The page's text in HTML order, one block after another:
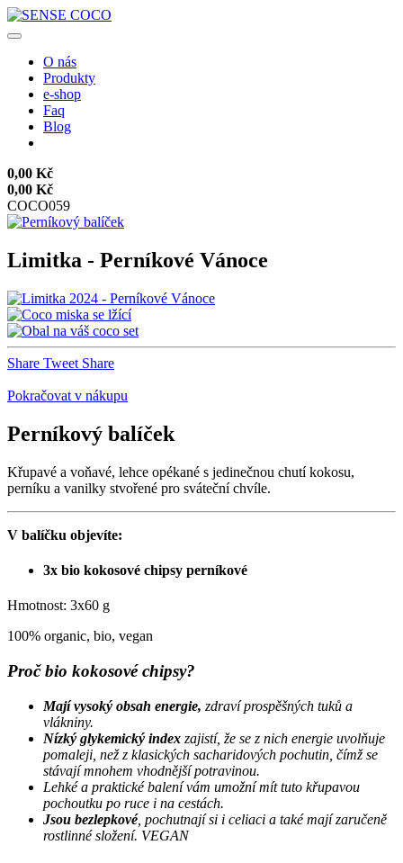
O nás
Produkty
e-shop
Faq
Blog
0,00 Kč
0,00 Kč
COCO059
Limitka - Perníkové Vánoce
Share Tweet Share
Pokračovat v nákupu
Perníkový balíček
Křupavé a voňavé, lehce opékané s jedinečnou chutí kokosu,
perníku a vanilky stvořené pro sváteční chvíle.
V balíčku objevíte:
3x bio kokosové chipsy perníkové
Hmotnost: 3x60 g
100% organic, bio, vegan
Proč bio kokosové chipsy?
Mají vysoký obsah energie, zdraví prospěšných tuků a
vlákniny.
Nízký glykemický index zajistí, že se z nich energie uvolňuje
pomaleji, než z klasických sacharidových pochutin, čímž se
stávají mnohem vhodnější potravinou.
Lehké a praktické balení vám umožní mít tuto křupavou
pochoutku po ruce i na cestách.
Jsou bezlepkové, pochutnají si i celiaci a také mají zaručeně
rostlinné složení. VEGAN